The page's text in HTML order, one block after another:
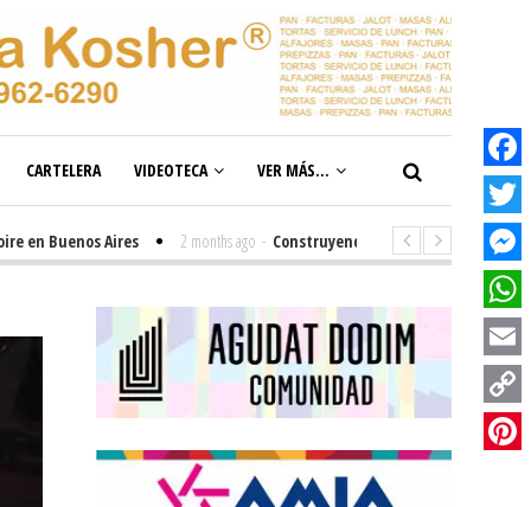
CARTELERA VIDEOTECA VER MÁS...
Aires 2 months ago - Construyendo el futuro de la inclusión en
Facebook
Twitter
Email
Copy